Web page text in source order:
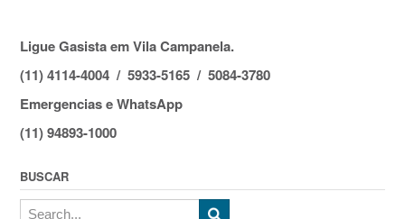
Ligue Gasista em Vila Campanela.
(11) 4114-4004 / 5933-5165 / 5084-3780
Emergencias e WhatsApp
(11) 94893-1000
BUSCAR